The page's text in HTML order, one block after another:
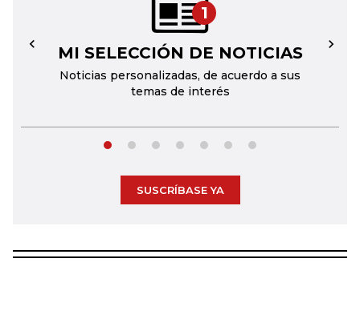
1
MI SELECCIÓN DE NOTICIAS
Noticias personalizadas, de acuerdo a sus
temas de interés
← →
SUSCRÍBASE YA